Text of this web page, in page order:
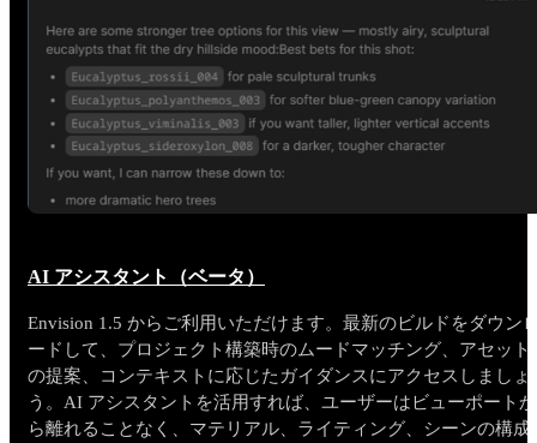
AI アシスタント（ベータ）
Envision 1.5 からご利用いただけます。最新のビルドをダウン
ードして、プロジェクト構築時のムードマッチング、アセット
の提案、コンテキストに応じたガイダンスにアクセスしましょ
う。AI アシスタントを活用すれば、ユーザーはビューポートか
ら離れることなく、マテリアル、ライティング、シーンの構成